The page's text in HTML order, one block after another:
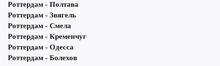
Роттердам - Полтава
Роттердам - Звягель
Роттердам - Смела
Роттердам - Кременчуг
Роттердам - Одесса
Роттердам - Болехов